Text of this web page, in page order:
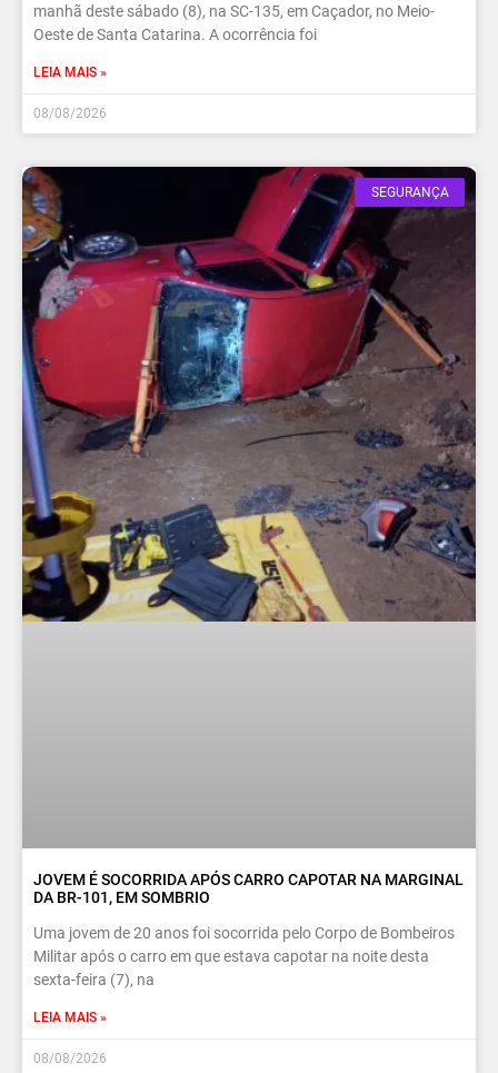
manhã deste sábado (8), na SC-135, em Caçador, no Meio-
Oeste de Santa Catarina. A ocorrência foi
LEIA MAIS »
08/08/2026
SEGURANÇA
JOVEM É SOCORRIDA APÓS CARRO CAPOTAR NA MARGINAL
DA BR-101, EM SOMBRIO
Uma jovem de 20 anos foi socorrida pelo Corpo de Bombeiros
Militar após o carro em que estava capotar na noite desta
sexta-feira (7), na
LEIA MAIS »
08/08/2026